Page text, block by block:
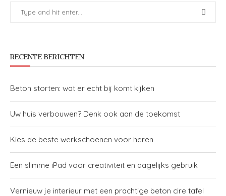
RECENTE BERICHTEN
Beton storten: wat er echt bij komt kijken
Uw huis verbouwen? Denk ook aan de toekomst
Kies de beste werkschoenen voor heren
Een slimme iPad voor creativiteit en dagelijks gebruik
Vernieuw je interieur met een prachtige beton cire tafel